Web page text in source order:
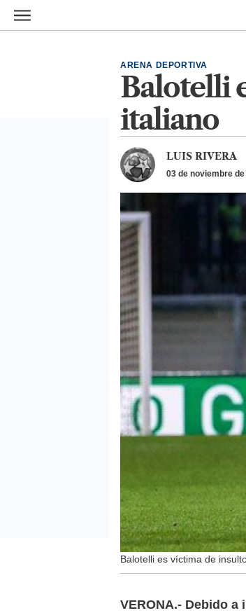
Ir al contenido principal
Balotelli
italiano
ARENA DEPORTIVA
LUIS RIVERA
03 de noviembre
Balotelli es víctima de
VERONA.- Debido